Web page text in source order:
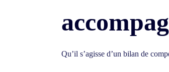
Qu’il s’agisse d’un bilan de